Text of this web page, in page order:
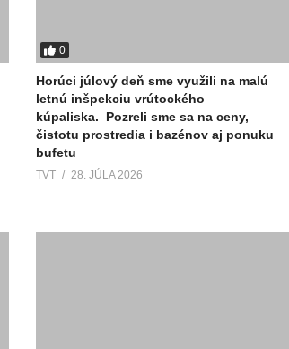
0
Horúci júlový deň sme využili na malú
letnú inšpekciu vrútockého
kúpaliska. Pozreli sme sa na ceny,
čistotu prostredia i bazénov aj ponuku
bufetu
TVT 28. JÚLA 2026